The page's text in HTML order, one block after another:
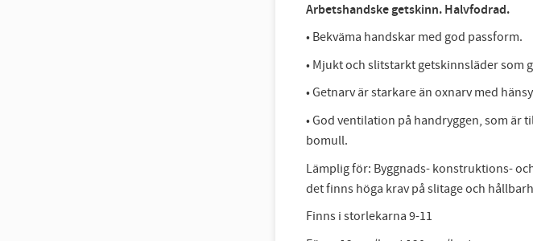
Arbetshandske getskinn. Halvfodrad.
• Bekväma handskar med god passform.
• Mjukt och slitstarkt getskinnsläder som
• Getnarv är starkare än oxnarv med
• God ventilation på handryggen, som är
bomull.
Lämplig för: Byggnads- konstruktions-
det finns höga krav på slitage och
Finns i storlekarna 9-11